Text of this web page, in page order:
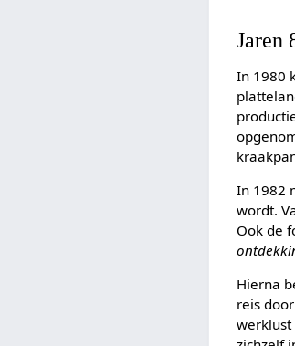
Jaren
In 1980
In 1982
wordt.
Ook de
Hierna
reis
werklust